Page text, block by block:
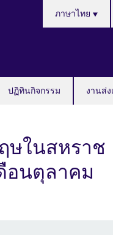
ปฏิทินกิจกรรม งานส่
Languages
ภาษาไทย
ษในสหราช
อนตุลาคม